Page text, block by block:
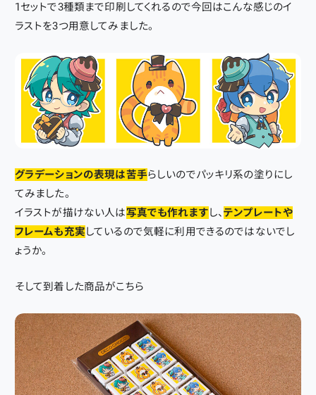
1セットで3種類まで印刷してくれるので今回はこんな感じのイ
ラストを3つ用意してみました。
グラデーションの表現は苦手らしいのでパッキリ系の塗りにし
てみました。
イラストが描けない人は写真でも作れますし、テンプレートや
フレームも充実しているので気軽に利用できるのではないでし
ょうか。
そして到着した商品がこちら